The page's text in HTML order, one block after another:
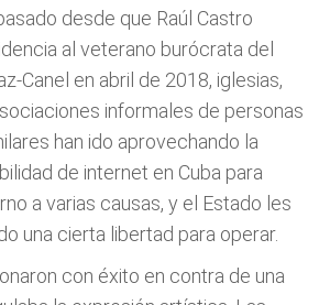
desde que Raúl Castro
al veterano burócrata del
Canel en abril de 2018, iglesias,
informales de personas
han ido aprovechando la
de internet en Cuba para
a varias causas, y el Estado les
una cierta libertad para operar.
con éxito en contra de una